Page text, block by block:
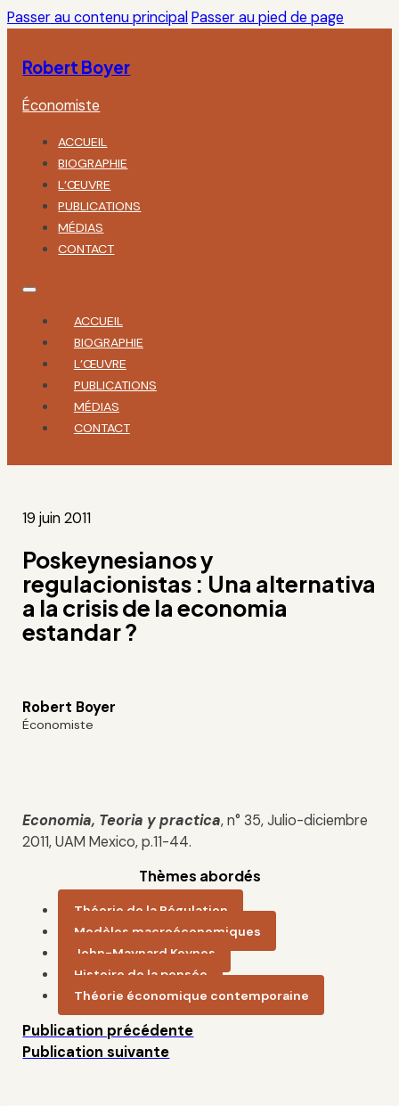
Passer au contenu principal Passer au pied de page
Robert Boyer
Économiste
ACCUEIL
BIOGRAPHIE
L’ŒUVRE
PUBLICATIONS
MÉDIAS
CONTACT
ACCUEIL
BIOGRAPHIE
L’ŒUVRE
PUBLICATIONS
MÉDIAS
CONTACT
19 juin 2011
Poskeynesianos y
regulacionistas : Una alternativa
a la crisis de la economia
estandar ?
Robert Boyer
Économiste
Economia, Teoria y practica, n° 35, Julio-diciembre
2011, UAM Mexico, p.11-44.
Thèmes abordés
Théorie de la Régulation
Modèles macroéconomiques
John-Maynard Keynes
Histoire de la pensée
Théorie économique contemporaine
Publication précédente
Publication suivante